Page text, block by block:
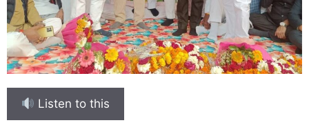
Listen to this